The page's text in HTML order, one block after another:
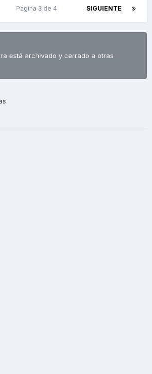
SIGUIENTE
Página 3 de 4
está archivado y cerrado a otras